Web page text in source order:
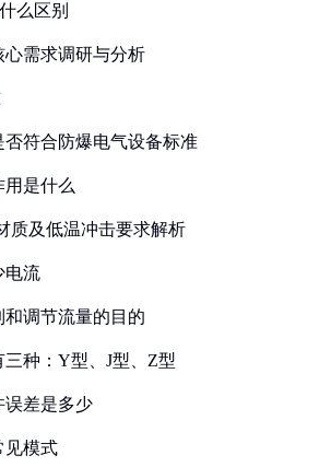
么区别
需求调研与分析
符合防爆电气设备标准
是什么
质及低温冲击要求解析
电流
调节流量的目的
种：Y型、J型、Z型
误差是多少
见模式